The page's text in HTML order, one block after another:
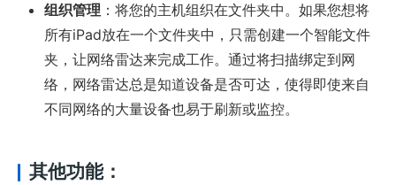
组织管理 ：将您的主机组织在文件夹中。如果您想将
所有iPad放在一个文件夹中，只需创建一个智能文件
夹，让网络雷达来完成工作。通过将扫描绑定到网
络，网络雷达总是知道设备是否可达，使得即使来自
不同网络的大量设备也易于刷新或监控。
其他功能：